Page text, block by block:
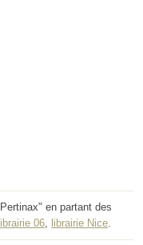
en partant des
librairie 06, librairie Nice.